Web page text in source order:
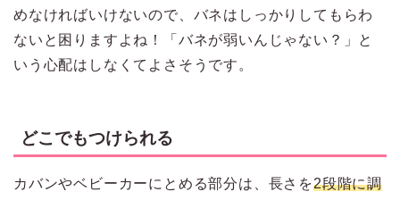
めなければいけないので、バネはしっかりしてもらわ
ないと困りますよね！「バネが弱いんじゃない？」と
いう心配はしなくてよさそうです。
どこでもつけられる
カバンやベビーカーにとめる部分は、長さを2段階に調